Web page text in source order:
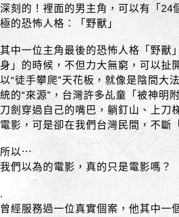
深刻的！裡面的男主角，可以有「24
極的恐怖人格：「野獸」
其中一位主角最後的恐怖人格「野獸
身」的時候，不但力大無窮，可以扯
以“徒手攀爬”天花板，就像是陰間
統的“來源”，台灣許多乩童「被神明
刀劍穿過自己的嘴巴，躺釘山、上刀
電影，可是卻在我們台灣民間，不斷
所以⋯
我們以為的電影，真的只是電影嗎？
.
曾經服務過一位真實個案，他其中一